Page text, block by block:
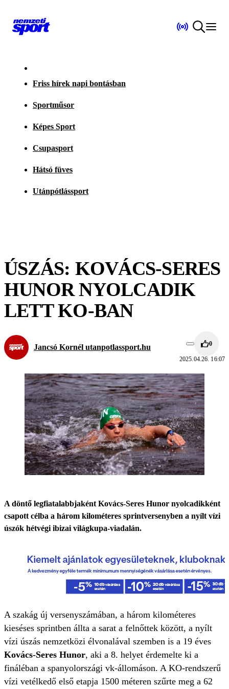
Friss hírek napi bontásban
Sportműsor
Képes Sport
Csupasport
Hátsó füves
Utánpótlássport
ÚSZÁS: KOVÁCS-SERES
HUNOR NYOLCADIK
LETT KO-BAN
Jancsó Kornél utanpotlassport.hu 0
2025.04.26. 16:07
A döntő legfiatalabbjaként Kovács-Seres Hunor nyolcadikként
csapott célba a három kilométeres sprintversenyben a nyílt vízi
úszók hétvégi ibizai világkupa-viadalán.
A szakág új versenyszámában, a három kilométeres
kieséses sprintben állta a sarat a felnőttek között, a nyílt
vízi úszás nemzetközi élvonalával szemben is a 19 éves
Kovács-Seres Hunor, aki a 8. helyet érdemelte ki a
fináléban a spanyolországi vk-állomáson. A KO-rendszerű
vízi vetélkedő első etapja 1500 méteren szűrte meg a 62